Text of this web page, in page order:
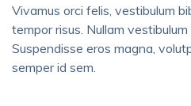
Vivamus orci felis, vestibulum
tempor risus. Nullam
Suspendisse eros magna,
semper id sem.